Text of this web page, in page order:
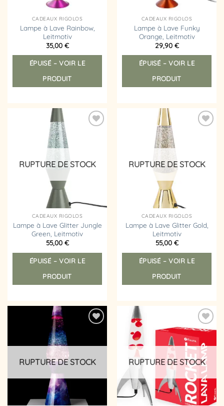
CADEAUX RIGOLOS
Lampe à Lave Rainbow,
Leitmotiv
35,00 €
ÉPUISÉ – VOIR LE
PRODUIT
CADEAUX RIGOLOS
Lampe à Lave Funky
Orange, Leitmotiv
29,90 €
ÉPUISÉ – VOIR LE
PRODUIT
RUPTURE DE STOCK
CADEAUX RIGOLOS
Lampe à Lave Glitter Jungle
Green, Leitmotiv
55,00 €
ÉPUISÉ – VOIR LE
PRODUIT
RUPTURE DE STOCK
CADEAUX RIGOLOS
Lampe à Lave Glitter Gold,
Leitmotiv
55,00 €
ÉPUISÉ – VOIR LE
PRODUIT
liste
RUPTURE DE STOCK
Ajouter
à la
liste
d’envies
RUPTURE DE STOCK